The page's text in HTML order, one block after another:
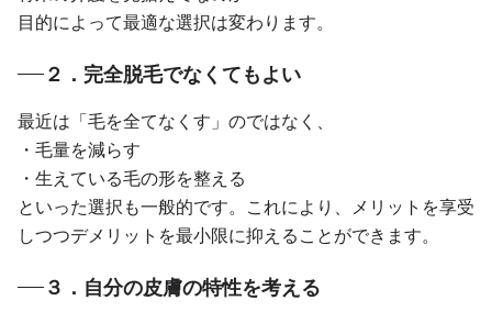
目的によって最適な選択は変わります。
２．完全脱毛でなくてもよい
最近は「毛を全てなくす」のではなく、
・毛量を減らす
・生えている毛の形を整える
といった選択も一般的です。これにより、メリットを享受
しつつデメリットを最小限に抑えることができます。
３．自分の皮膚の特性を考える